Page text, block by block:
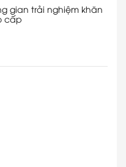
gian trải nghiệm khăn
cấp